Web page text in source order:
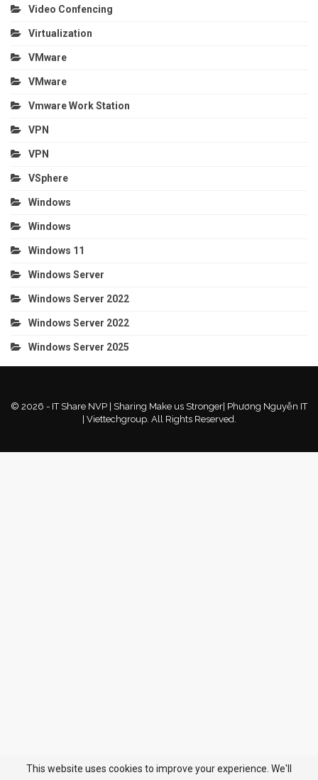
Video Confencing
Virtualization
VMware
VMware
Vmware Work Station
VPN
VPN
VSphere
Windows
Windows
Windows 11
Windows Server
Windows Server 2022
Windows Server 2022
Windows Server 2025
© 2026 - IT Share NVP | Sharing Make us Stronger| Phương Nguyễn IT
| Viettechgroup. All Rights Reserved.
This website uses cookies to improve your experience. We'll